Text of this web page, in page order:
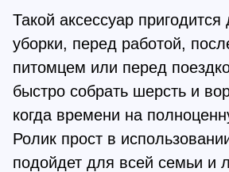
Такой аксессуар
уборки, перед работой,
питомцем или перед
быстро собрать шерсть и
когда времени на
Ролик прост в
подойдет для всей семьи и